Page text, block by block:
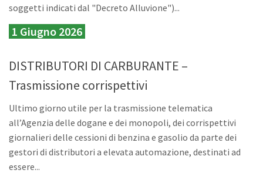
soggetti indicati dal "Decreto Alluvione")...
1 Giugno 2026
DISTRIBUTORI DI CARBURANTE –
Trasmissione corrispettivi
Ultimo giorno utile per la trasmissione telematica
all’Agenzia delle dogane e dei monopoli, dei corrispettivi
giornalieri delle cessioni di benzina e gasolio da parte dei
gestori di distributori a elevata automazione, destinati ad
essere...